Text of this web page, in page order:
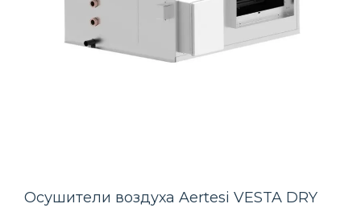
Осушители воздуха Aertesi VESTA DRY